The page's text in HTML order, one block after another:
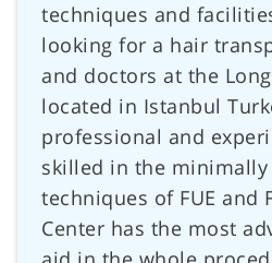
techniques and
looking for a hair
and doctors at the
located in Istanbul
professional and
skilled in the minimally
techniques of FUE and
Center has the most